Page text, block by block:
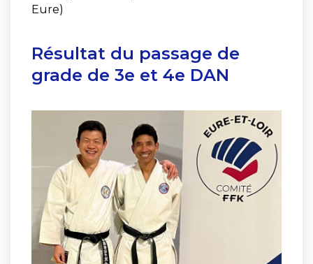
Eure)
Résultat du passage de
grade de 3e et 4e DAN